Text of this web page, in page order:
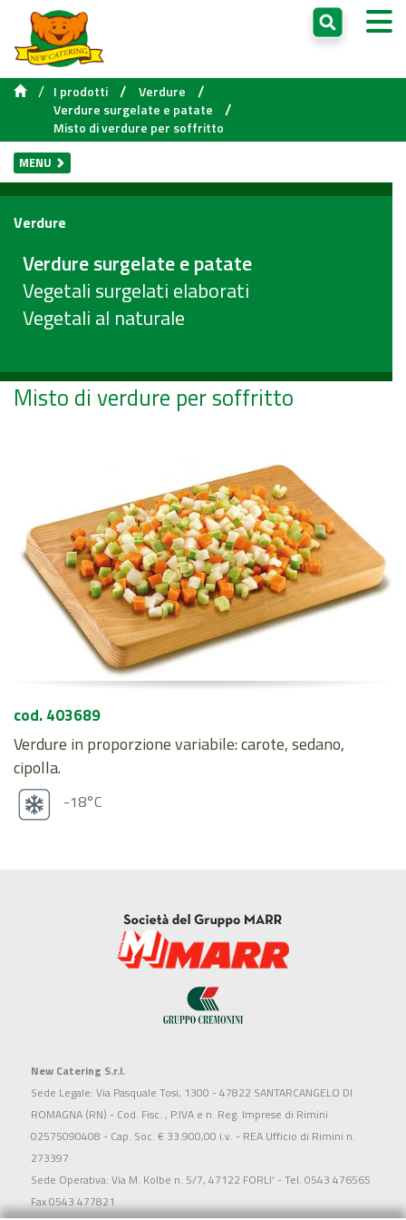
/ I prodotti / Verdure /
Verdure surgelate e patate /
Misto di verdure per soffritto
MENU
Verdure
Verdure surgelate e patate
Vegetali surgelati elaborati
Vegetali al naturale
Misto di verdure per soffritto
cod. 403689
Verdure in proporzione variabile: carote, sedano,
cipolla.
-18°C
New Catering S.r.l.
Sede Legale: Via Pasquale Tosi, 1300 - 47822 SANTARCANGELO DI
ROMAGNA (RN) - Cod. Fisc. , P.IVA e n. Reg. Imprese di Rimini
02575090408 - Cap. Soc. € 33.900,00 i.v. - REA Ufficio di Rimini n.
273397
Sede Operativa: Via M. Kolbe n. 5/7, 47122 FORLI' - Tel. 0543 476565
Fax 0543 477821